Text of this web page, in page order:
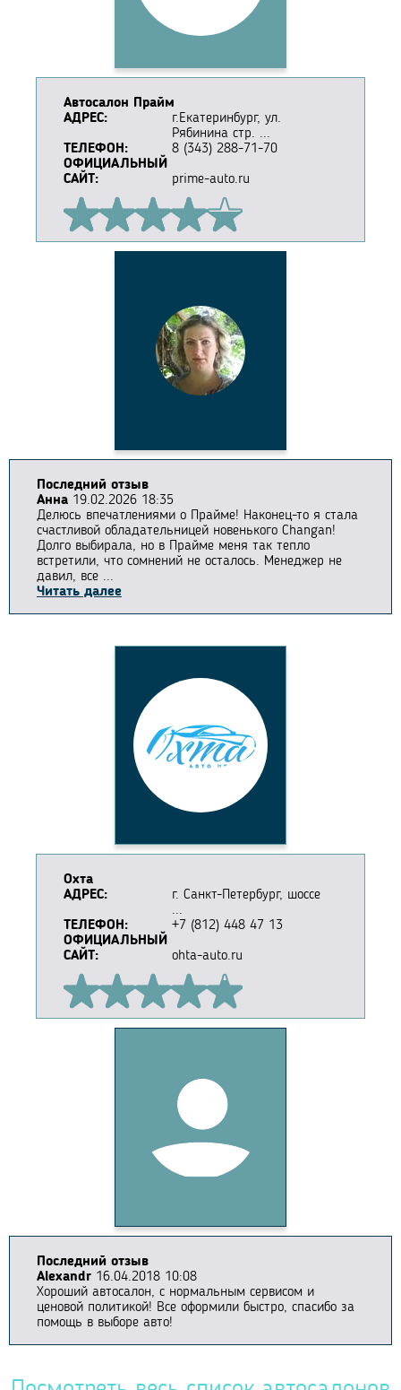
Автосалон Прайм
АДРЕС:
г.Екатеринбург, ул.
Рябинина стр. ...
ТЕЛЕФОН:
8 (343) 288-71-70
ОФИЦИАЛЬНЫЙ
САЙТ:
prime-auto.ru
Последний отзыв
Анна 19.02.2026 18:35
Делюсь впечатлениями о Прайме! Наконец-то я стала
счастливой обладательницей новенького Changan!
Долго выбирала, но в Прайме меня так тепло
встретили, что сомнений не осталось. Менеджер не
давил, все ...
Читать далее
Охта
АДРЕС:
г. Санкт-Петербург, шоссе
...
ТЕЛЕФОН:
+7 (812) 448 47 13
ОФИЦИАЛЬНЫЙ
САЙТ:
ohta-auto.ru
Последний отзыв
Alexandr 16.04.2018 10:08
Хороший автосалон, с нормальным сервисом и
ценовой политикой! Все оформили быстро, спасибо за
помощь в выборе авто!